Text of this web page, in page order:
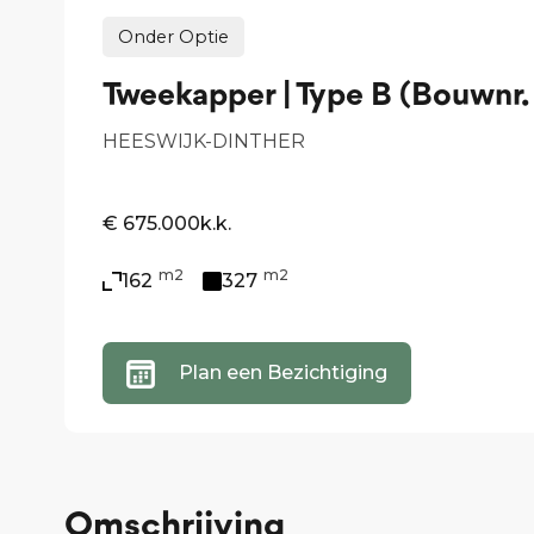
Onder Optie
Tweekapper | Type B
HEESWIJK-DINTHER
€ 675.000k.k.
162 m2 327 m2
Plan een Bezichtiging